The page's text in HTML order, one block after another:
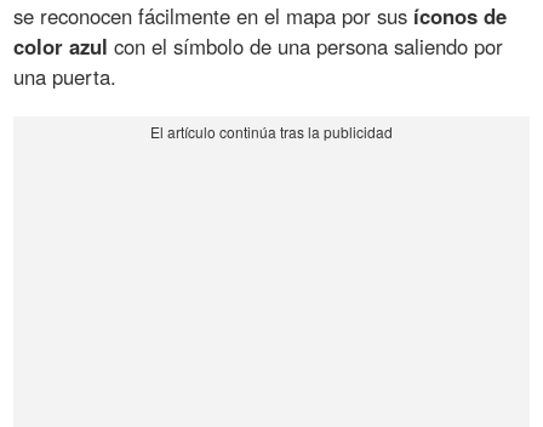
se reconocen fácilmente en el mapa por sus íconos de
color azul con el símbolo de una persona saliendo por
una puerta.